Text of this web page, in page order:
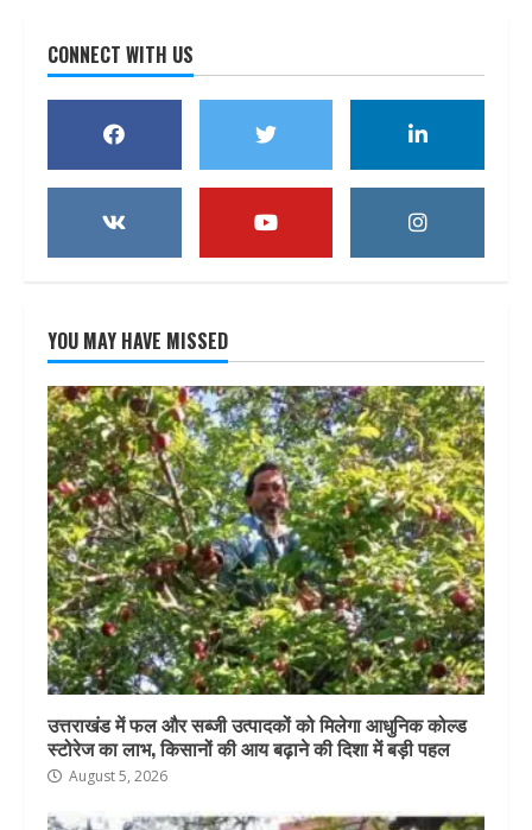
CONNECT WITH US
YOU MAY HAVE MISSED
उत्तराखंड में फल और सब्जी उत्पादकों को मिलेगा आधुनिक कोल्ड
स्टोरेज का लाभ, किसानों की आय बढ़ाने की दिशा में बड़ी पहल
August 5, 2026